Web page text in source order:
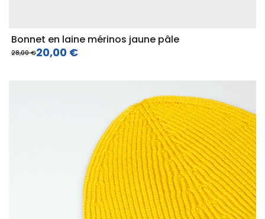
Bonnet en laine mérinos jaune pâle
28,00 €20,00 €